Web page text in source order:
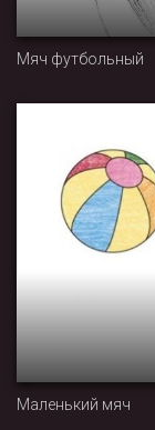
Мяч футбольный
Маленький мяч